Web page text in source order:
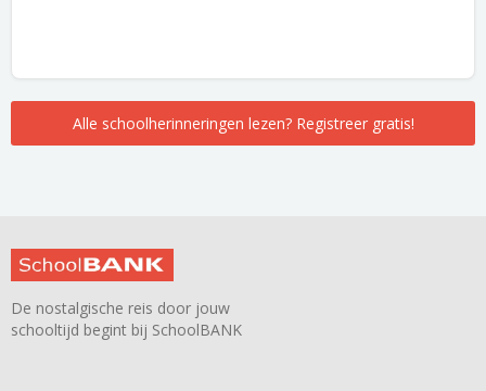
Alle schoolherinneringen lezen? Registreer gratis!
De nostalgische reis door jouw
schooltijd begint bij SchoolBANK